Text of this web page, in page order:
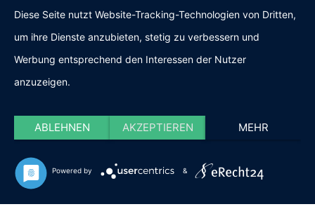
Diese Seite nutzt Website-Tracking-Technologien von Dritten,
um ihre Dienste anzubieten, stetig zu verbessern und
Werbung entsprechend den Interessen der Nutzer
anzuzeigen.
ABLEHNEN AKZEPTIEREN MEHR
Powered by &